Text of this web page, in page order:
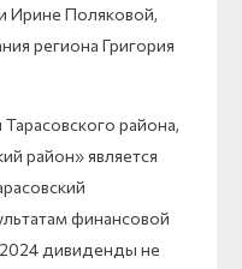
Ирине Поляковой,
региона Григория
района,
район» является
финансовой
дивиденды не